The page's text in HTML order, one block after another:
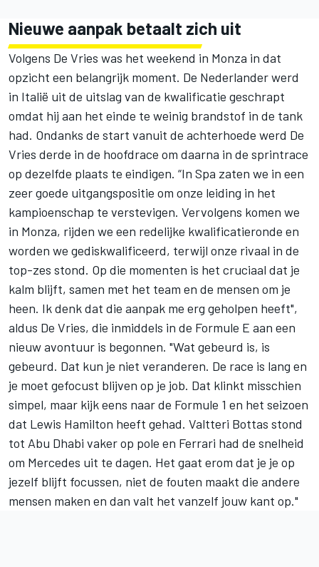
Nieuwe aanpak betaalt zich uit
Volgens De Vries was het weekend in Monza in dat
opzicht een belangrijk moment. De Nederlander werd
in Italië uit de uitslag van de kwalificatie geschrapt
omdat hij aan het einde te weinig brandstof in de tank
had. Ondanks de start vanuit de achterhoede werd De
Vries derde in de hoofdrace om daarna in de sprintrace
op dezelfde plaats te eindigen. “In Spa zaten we in een
zeer goede uitgangspositie om onze leiding in het
kampioenschap te verstevigen. Vervolgens komen we
in Monza, rijden we een redelijke kwalificatieronde en
worden we gediskwalificeerd, terwijl onze rivaal in de
top-zes stond. Op die momenten is het cruciaal dat je
kalm blijft, samen met het team en de mensen om je
heen. Ik denk dat die aanpak me erg geholpen heeft",
aldus De Vries, die inmiddels in de Formule E aan een
nieuw avontuur is begonnen. "Wat gebeurd is, is
gebeurd. Dat kun je niet veranderen. De race is lang en
je moet gefocust blijven op je job. Dat klinkt misschien
simpel, maar kijk eens naar de Formule 1 en het seizoen
dat Lewis Hamilton heeft gehad. Valtteri Bottas stond
tot Abu Dhabi vaker op pole en Ferrari had de snelheid
om Mercedes uit te dagen. Het gaat erom dat je je op
jezelf blijft focussen, niet de fouten maakt die andere
mensen maken en dan valt het vanzelf jouw kant op."